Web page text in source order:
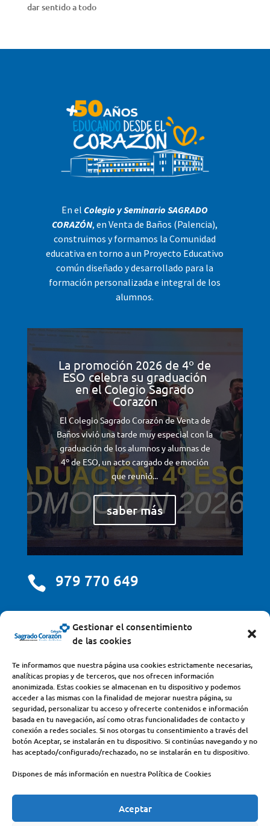
Gestionar el consentimiento
de las cookies
Te informamos que nuestra página usa cookies estrictamente necesarias,
analíticas propias y de terceros, que nos ofrecen información
anonimizada. Estas cookies se almacenan en tu dispositivo y podemos
acceder a las mismas con la finalidad de mejorar nuestra página, su
seguridad, personalizar tu acceso y ofrecerte contenidos e información
basada en tu navegación, así como otras funcionalidades de contacto y
conexión a redes sociales. Si nos otorgas tu consentimiento a través del
botón Aceptar, se instalarán en tu dispositivo. Si continúas navegando y no
has aceptado/configurado/rechazado, no se instalarán en tu dispositivo.
Dispones de más información en nuestra Política de Cookies
Aceptar
dar sentido a todo
En el Colegio y Seminario SAGRADO
CORAZÓN, en Venta de Baños (Palencia),
construimos y formamos la Comunidad
educativa en torno a un Proyecto Educativo
común diseñado y desarrollado para la
formación personalizada e integral de los
alumnos.
La promoción 2026 de 4º de
ESO celebra su graduación
en el Colegio Sagrado
Corazón
El Colegio Sagrado Corazón de Venta de
Baños vivió una tarde muy especial con la
graduación de los alumnos y alumnas de
4º de ESO, un acto cargado de emoción
que reunió...
saber más
 979 770 649
centro@scjdehon.com
Colegio y Seminario Sagrado Corazón
Avda. Castilla y León, s/n – 34200 – Venta de Baños
(Palencia) – Teléfono 979770649
COLEGIO DEHONIANOS CANAL ÉTICO